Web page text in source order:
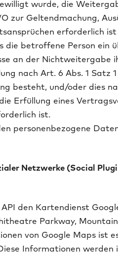
wurde, die
zur Geltendmachung,
erforderlich
die betroffene Person ein
an der Nichtweitergabe
nach Art. 6 Abs. 1 Satz 1
besteht, und/oder dies
Erfüllung eines
ist.
personenbezogene
Netzwerke (Social
den Kartendienst
Parkway,
von Google Maps ist
Informationen werden